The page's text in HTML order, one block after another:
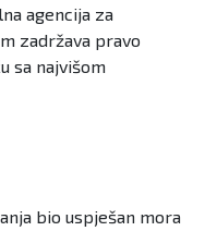
agencija za
zadržava pravo
sa najvišom
bio uspješan mora